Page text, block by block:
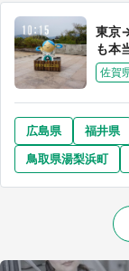
東京
も本
佐賀
広島県 福井県
鳥取県湯梨浜町